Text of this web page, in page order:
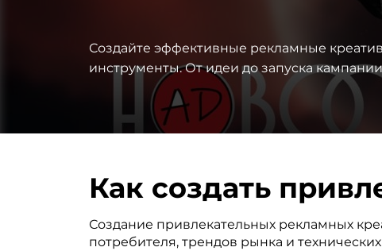
Создайте эффективные рекламные
инструменты. От идеи до запуска
Как создать
Создание привлекательных рекламных
потребителя, трендов рынка и